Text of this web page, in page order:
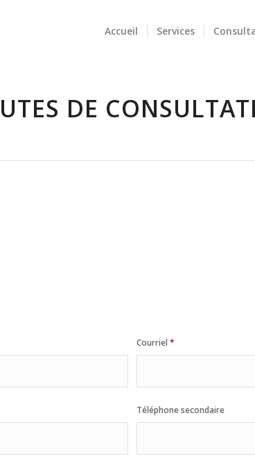
Accueil Services
DE
Courriel*
Téléphone secondaire